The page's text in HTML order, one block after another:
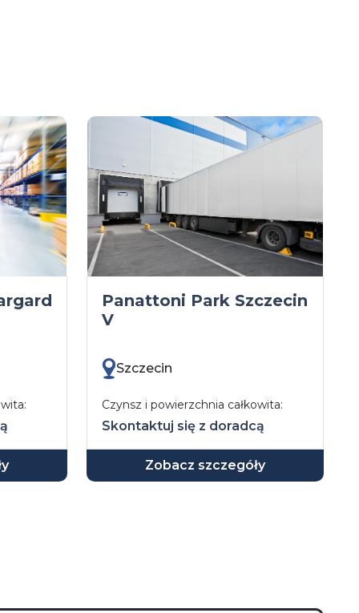
Panattoni Park Szczecin
V
Szczecin
Czynsz i powierzchnia całkowita:
Skontaktuj się z doradcą
Zobacz szczegóły